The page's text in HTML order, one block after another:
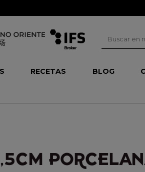
RECETAS BLOG